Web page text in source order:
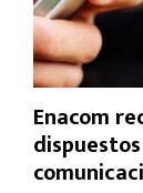
Enacom